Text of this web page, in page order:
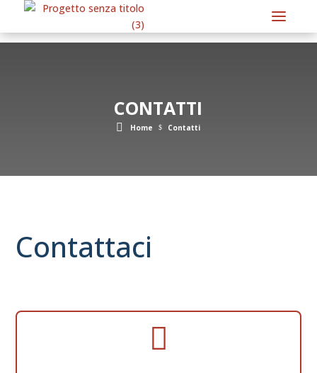
CONTATTI
Home $ Contatti
Contattaci
